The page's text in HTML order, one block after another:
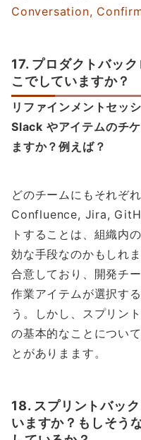
Conversation,
17. プロダクトバッ
こでしていますか？
リファインメントセッ
Slack やアイテムのチ
ますか？例えば？
どのチームにもそれぞ
Confluence, Jira,
トすることは、組織内
効な手段なのかもしれ
合意しており、開発チ
作業アイテムが選択す
う。しかし、スプリン
の基本的なことについ
とがありまます。
18. スプリントバッ
いますか？もしそう